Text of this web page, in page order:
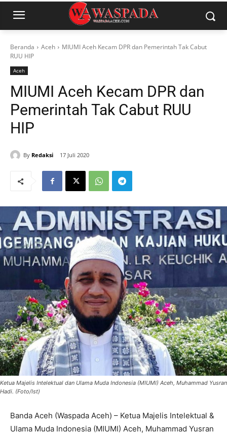
Beranda Aceh
MIUMI Aceh Kecam DPR dan Pemerintah Tak Cabut
RUU HIP
Aceh
MIUMI Aceh Kecam DPR dan
Pemerintah Tak Cabut RUU
HIP
By Redaksi 17 Juli 2020
Ketua Majelis Intelektual dan Ulama Muda Indonesia (MIUMI) Aceh, Muhammad Yusran
Hadi. (Foto/Ist)
Banda Aceh (Waspada Aceh) – Ketua Majelis Intelektual &
Ulama Muda Indonesia (MIUMI) Aceh, Muhammad Yusran